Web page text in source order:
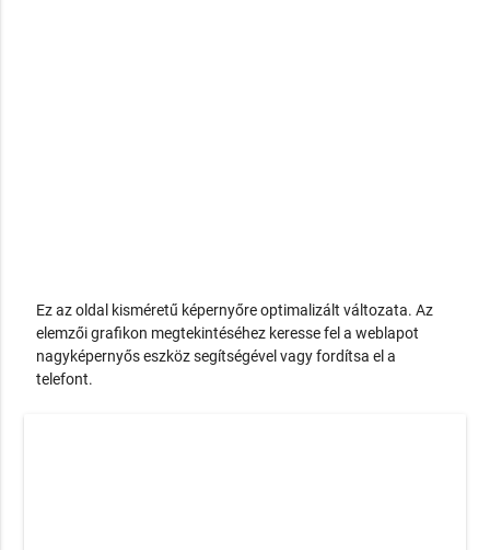
Ez az oldal kisméretű képernyőre optimalizált változata. Az
elemzői grafikon megtekintéséhez keresse fel a weblapot
nagyképernyős eszköz segítségével vagy fordítsa el a
telefont.